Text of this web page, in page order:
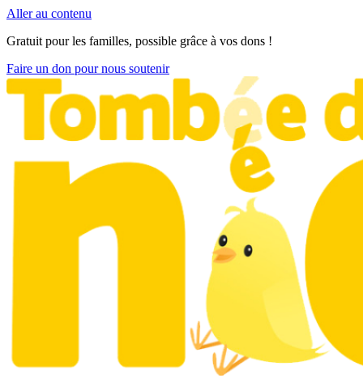
Aller au contenu
Gratuit pour les familles, possible grâce à vos dons !
Faire un don pour nous soutenir